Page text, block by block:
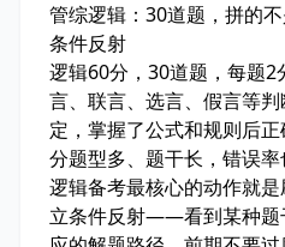
管综逻辑：30道题，拼的
条件反射
逻辑60分，30道题，每题
言、联言、选言、假言等
定，掌握了公式和规则后
分题型多、题干长，错误率
逻辑备考最核心的动作就
立条件反射——看到某种题